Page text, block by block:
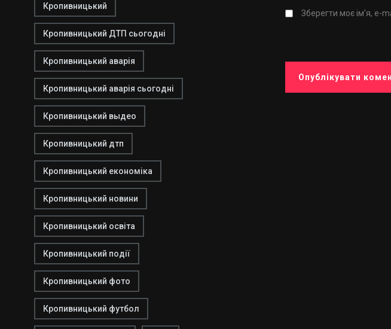
Кропивницький
Кропивницький ДТП сьогодні
Кропивницький аварія
Кропивницький аварія сьогодні
Кропивницький выдео
Кропивницький дтп
Кропивницький економіка
Кропивницький новини
Кропивницький освіта
Кропивницький події
Кропивницький фото
Кропивницький футбол
Зберегти моє ім'я, e-